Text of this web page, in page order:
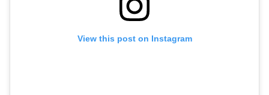
View this post on Instagram